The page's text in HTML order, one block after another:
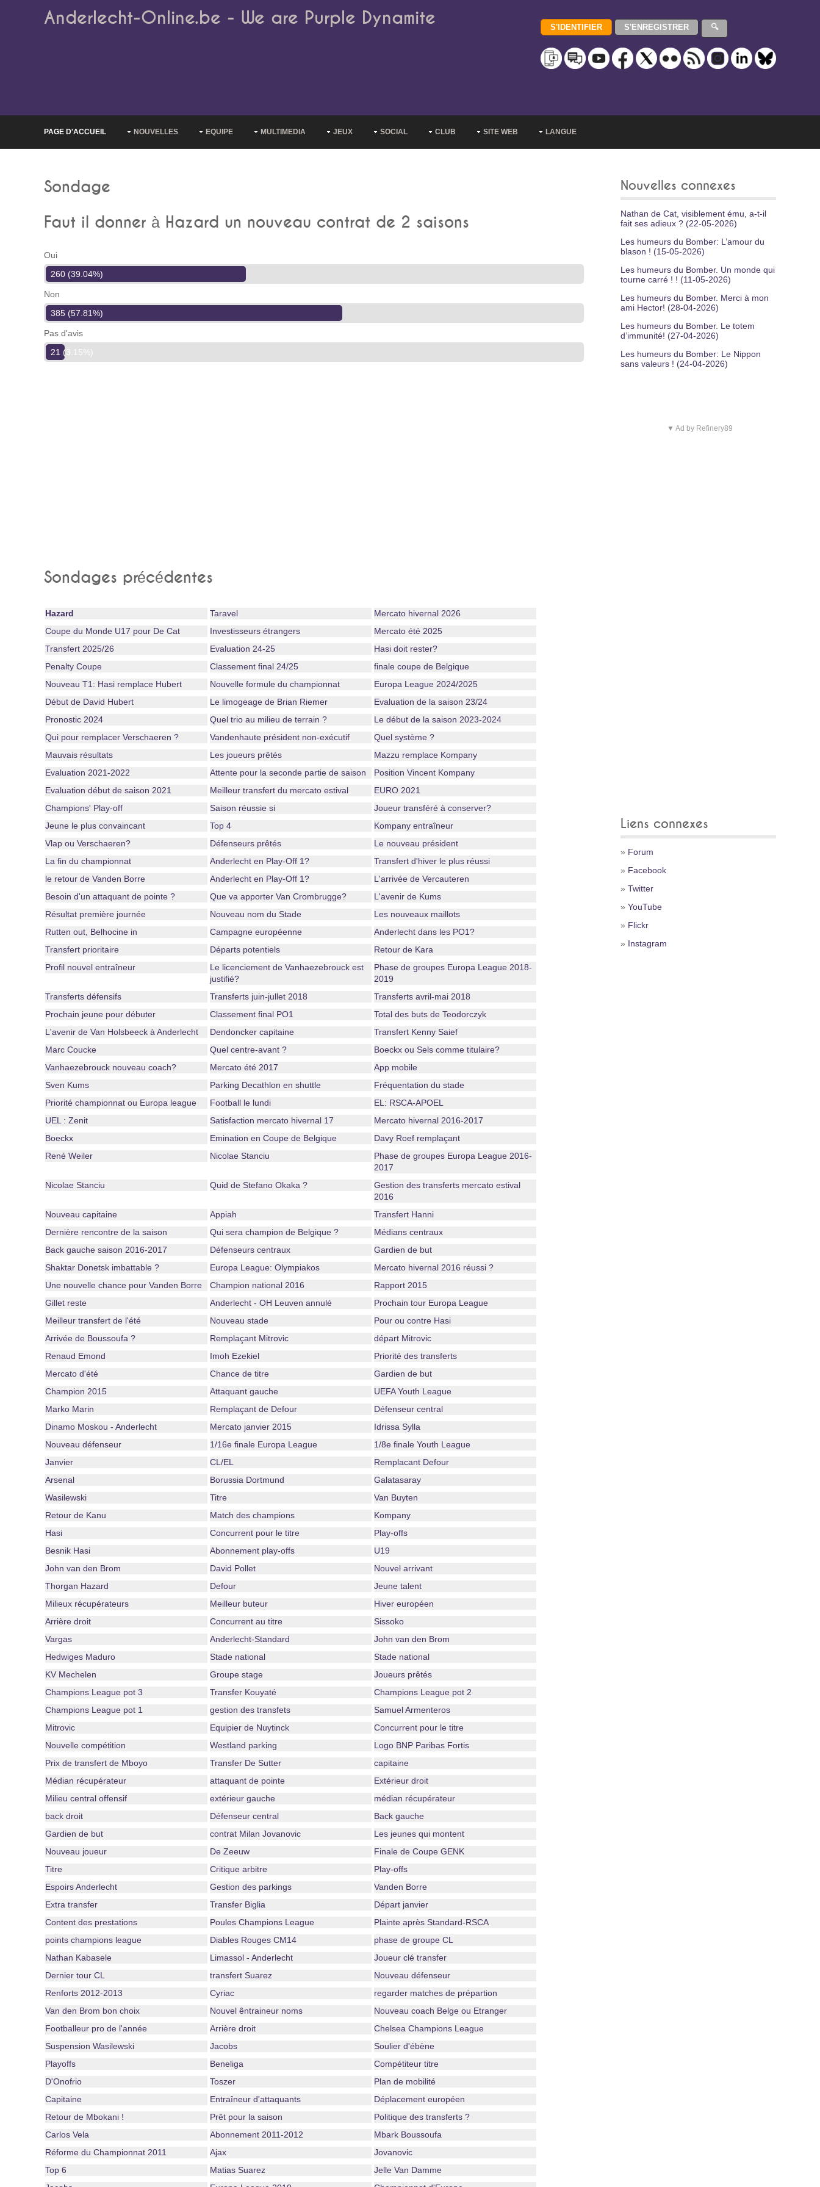
Anderlecht-Online.be - We are Purple Dynamite
PAGE D'ACCUEIL NOUVELLES EQUIPE MULTIMEDIA JEUX SOCIAL CLUB SITE WEB LANGUE
Sondage
Faut il donner à Hazard un nouveau contrat de 2 saisons
Oui
260 (39.04%)
Non
385 (57.81%)
Pas d'avis
21 (3.15%)
Sondages précédentes
Hazard Taravel
Mercato hivernal 2026
Coupe du Monde U17 pour De Cat
Investisseurs étrangers
Mercato été 2025
Transfert 2025/26
Evaluation 24-25
Hasi doit rester?
Penalty Coupe
Classement final 24/25
finale coupe de Belgique
Nouveau T1: Hasi remplace Hubert
Nouvelle formule du championnat
Europa League 2024/2025
Début de David Hubert
Le limogeage de Brian Riemer
Evaluation de la saison 23/24
Pronostic 2024
Quel trio au milieu de terrain ?
Le début de la saison 2023-2024
Qui pour remplacer Verschaeren ?
Vandenhaute président non-exécutif
Quel système ?
Mauvais résultats
Les joueurs prêtés
Mazzu remplace Kompany
Evaluation 2021-2022
Attente pour la seconde partie de saison
Position Vincent Kompany
Evaluation début de saison 2021
Meilleur transfert du mercato estival
EURO 2021
Champions' Play-off
Saison réussie si
Joueur transféré à conserver?
Jeune le plus convaincant
Top 4
Kompany entraîneur
Vlap ou Verschaeren?
Défenseurs prêtés
Le nouveau président
La fin du championnat
Anderlecht en Play-Off 1?
Transfert d'hiver le plus réussi
le retour de Vanden Borre
Anderlecht en Play-Off 1?
L'arrivée de Vercauteren
Besoin d'un attaquant de pointe ?
Que va apporter Van Crombrugge?
L'avenir de Kums
Résultat première journée
Nouveau nom du Stade
Les nouveaux maillots
Rutten out, Belhocine in
Campagne européenne
Anderlecht dans les PO1?
Transfert prioritaire
Départs potentiels
Retour de Kara
Profil nouvel entraîneur
Le licenciement de Vanhaezebrouck est
justifié?
Phase de groupes Europa League 2018-
2019
Transferts défensifs
Transferts juin-jullet 2018
Transferts avril-mai 2018
Prochain jeune pour débuter
Classement final PO1
Total des buts de Teodorczyk
L'avenir de Van Holsbeeck à Anderlecht
Dendoncker capitaine
Transfert Kenny Saief
Marc Coucke
Quel centre-avant ?
Boeckx ou Sels comme titulaire?
Vanhaezebrouck nouveau coach?
Mercato été 2017
App mobile
Sven Kums
Parking Decathlon en shuttle
Fréquentation du stade
Priorité championnat ou Europa league
Football le lundi
EL: RSCA-APOEL
UEL : Zenit
Satisfaction mercato hivernal 17
Mercato hivernal 2016-2017
Boeckx
Emination en Coupe de Belgique
Davy Roef remplaçant
René Weiler
Nicolae Stanciu
Phase de groupes Europa League 2016-
2017
Nicolae Stanciu
Quid de Stefano Okaka ?
Gestion des transferts mercato estival
2016
Nouveau capitaine
Appiah
Transfert Hanni
Dernière rencontre de la saison
Qui sera champion de Belgique ?
Médians centraux
Back gauche saison 2016-2017
Défenseurs centraux
Gardien de but
Shaktar Donetsk imbattable ?
Europa League: Olympiakos
Mercato hivernal 2016 réussi ?
Une nouvelle chance pour Vanden Borre
Champion national 2016
Rapport 2015
Gillet reste
Anderlecht - OH Leuven annulé
Prochain tour Europa League
Meilleur transfert de l'été
Nouveau stade
Pour ou contre Hasi
Arrivée de Boussoufa ?
Remplaçant Mitrovic
départ Mitrovic
Renaud Emond
Imoh Ezekiel
Priorité des transferts
Mercato d'été
Chance de titre
Gardien de but
Champion 2015
Attaquant gauche
UEFA Youth League
Marko Marin
Remplaçant de Defour
Défenseur central
Dinamo Moskou - Anderlecht
Mercato janvier 2015
Idrissa Sylla
Nouveau défenseur
1/16e finale Europa League
1/8e finale Youth League
Janvier
CL/EL
Remplacant Defour
Arsenal
Borussia Dortmund
Galatasaray
Wasilewski
Titre
Van Buyten
Retour de Kanu
Match des champions
Kompany
Hasi
Concurrent pour le titre
Play-offs
Besnik Hasi
Abonnement play-offs
U19
John van den Brom
David Pollet
Nouvel arrivant
Thorgan Hazard
Defour
Jeune talent
Milieux récupérateurs
Meilleur buteur
Hiver européen
Arrière droit
Concurrent au titre
Sissoko
Vargas
Anderlecht-Standard
John van den Brom
Hedwiges Maduro
Stade national
Stade national
KV Mechelen
Groupe stage
Joueurs prêtés
Champions League pot 3
Transfer Kouyaté
Champions League pot 2
Champions League pot 1
gestion des transfets
Samuel Armenteros
Mitrovic
Equipier de Nuytinck
Concurrent pour le titre
Nouvelle compétition
Westland parking
Logo BNP Paribas Fortis
Prix de transfert de Mboyo
Transfer De Sutter
capitaine
Médian récupérateur
attaquant de pointe
Extérieur droit
Milieu central offensif
extérieur gauche
médian récupérateur
back droit
Défenseur central
Back gauche
Gardien de but
contrat Milan Jovanovic
Les jeunes qui montent
Nouveau joueur
De Zeeuw
Finale de Coupe GENK
Titre
Critique arbitre
Play-offs
Espoirs Anderlecht
Gestion des parkings
Vanden Borre
Extra transfer
Transfer Biglia
Départ janvier
Content des prestations
Poules Champions League
Plainte après Standard-RSCA
points champions league
Diables Rouges CM14
phase de groupe CL
Nathan Kabasele
Limassol - Anderlecht
Joueur clé transfer
Dernier tour CL
transfert Suarez
Nouveau défenseur
Renforts 2012-2013
Cyriac
regarder matches de prépartion
Van den Brom bon choix
Nouvel êntraineur noms
Nouveau coach Belge ou Etranger
Footballeur pro de l'année
Arrière droit
Chelsea Champions League
Suspension Wasilewski
Jacobs
Soulier d'ébène
Playoffs
Beneliga
Compétiteur titre
D'Onofrio
Toszer
Plan de mobilité
Capitaine
Entraîneur d'attaquants
Déplacement européen
Retour de Mbokani !
Prêt pour la saison
Politique des transferts ?
Carlos Vela
Abonnement 2011-2012
Mbark Boussoufa
Réforme du Championnat 2011
Ajax
Jovanovic
Top 6
Matias Suarez
Jelle Van Damme
Nouvelles connexes
Nathan de Cat, visiblement ému, a-t-il
fait ses adieux ? (22-05-2026)
Les humeurs du Bomber: L’amour du
blason ! (15-05-2026)
Les humeurs du Bomber. Un monde qui
tourne carré ! ! (11-05-2026)
Les humeurs du Bomber. Merci à mon
ami Hector! (28-04-2026)
Les humeurs du Bomber. Le totem
d’immunité! (27-04-2026)
Les humeurs du Bomber: Le Nippon
sans valeurs ! (24-04-2026)
▼ Ad by Refinery89
Liens connexes
» Forum
» Facebook
» Twitter
» YouTube
» Flickr
» Instagram